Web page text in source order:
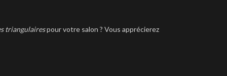
triangulairespour votre salon ? Vous apprécierez